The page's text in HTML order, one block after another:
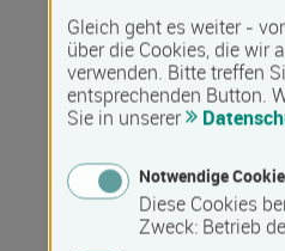
Ort
Lehr- und
Gleich geht es weiter -
über die Cookies, die wir
verwenden. Bitte treffen
entsprechenden Button.
Sie in unserer
Notwendige
Diese Cookies
Zweck: Betrieb